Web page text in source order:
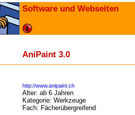
Software und Webseiten
AniPaint 3.0
http://www.anipaint.ch
Alter: ab 6 Jahren
Kategorie: Werkzeuge
Fach: Fächerübergreifend